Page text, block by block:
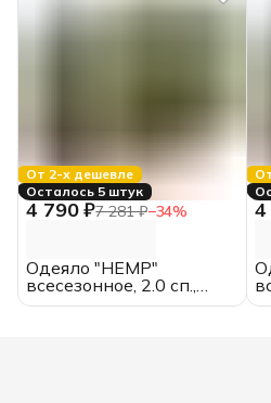
От 2-х дешевле
Осталось 5 штук
4 790 ₽7 281 ₽−34%
Одеяло "HEMP"
всесезонное, 2.0 сп.,
172*205, MOYЁ HOME
4